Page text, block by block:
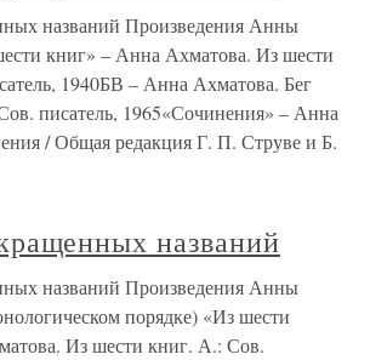
названий Произведения Анны
книг» – Анна Ахматова. Из шести
1940БВ – Анна Ахматова. Бег
писатель, 1965«Сочинения» – Анна
/ Общая редакция Г. П. Струве и Б.
названий
названий Произведения Анны
порядке) «Из шести
Из шести книг. А.: Сов.